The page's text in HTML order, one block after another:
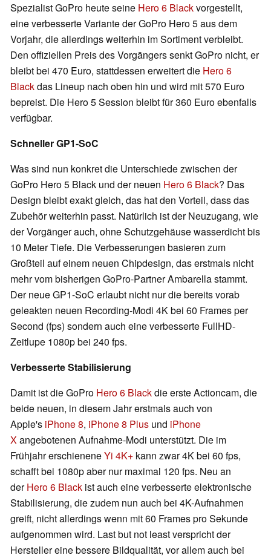
Spezialist GoPro heute seine Hero 6 Blackvorgestellt,
eine verbesserte Variante der GoPro Hero 5 aus dem
Vorjahr, die allerdings weiterhin im Sortiment verbleibt.
Den offiziellen Preis des Vorgängers senkt GoPro nicht, er
bleibt bei 470 Euro, stattdessen erweitert die Hero 6
Blackdas Lineup nach oben hin und wird mit 570 Euro
bepreist. Die Hero 5 Session bleibt für 360 Euro ebenfalls
verfügbar.
Schneller GP1-SoC
Was sind nun konkret die Unterschiede zwischen der
GoPro Hero 5 Black und der neuen Hero 6 Black? Das
Design bleibt exakt gleich, das hat den Vorteil, dass das
Zubehör weiterhin passt. Natürlich ist der Neuzugang, wie
der Vorgänger auch, ohne Schutzgehäuse wasserdicht bis
10 Meter Tiefe. Die Verbesserungen basieren zum
Großteil auf einem neuen Chipdesign, das erstmals nicht
mehr vom bisherigen GoPro-Partner Ambarella stammt.
Der neue GP1-SoC erlaubt nicht nur die bereits vorab
geleakten neuen Recording-Modi 4K bei 60 Frames per
Second (fps) sondern auch eine verbesserte FullHD-
Zeitlupe 1080p bei 240 fps.
Verbesserte Stabilisierung
Damit ist die GoPro Hero 6 Blackdie erste Actioncam, die
beide neuen, in diesem Jahr erstmals auch von
Apple's iPhone 8, iPhone 8 Plus und iPhone
Xangebotenen Aufnahme-Modi unterstützt. Die im
Frühjahr erschieneneYi 4K+ kann zwar 4K bei 60 fps,
schafft bei 1080p aber nur maximal 120 fps. Neu an
derHero 6 Black ist auch eine verbesserte elektronische
Stabilisierung, die zudem nun auch bei 4K-Aufnahmen
greift, nicht allerdings wenn mit 60 Frames pro Sekunde
aufgenommen wird. Last but not least verspricht der
Hersteller eine bessere Bildqualität, vor allem auch bei